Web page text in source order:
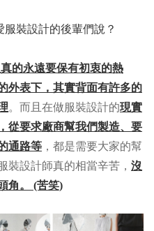
裝設計的後輩們說？
的永遠要保有初衷的熱
外表下，其實背面有許多的
。而且在做服裝設計的現實
從要求廠商幫我們製造、要
通路等 ，都是需要大家的幫
裝設計師真的相當辛苦， 沒
角。 (苦笑)